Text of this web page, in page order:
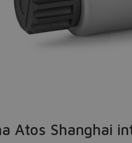
Do
The
Atos Shanghai